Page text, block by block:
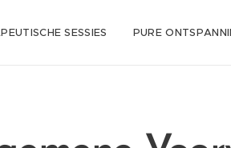
SESSIES PURE